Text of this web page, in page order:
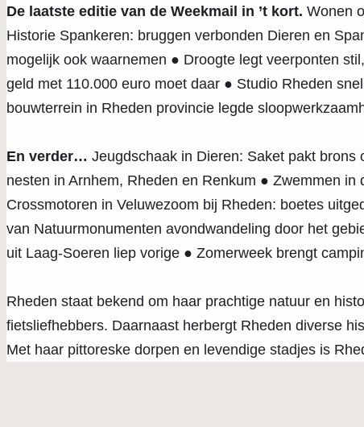
De laatste editie van de Weekmail in ’t kort. Wonen
Historie Spankeren: bruggen verbonden Dieren en
mogelijk ook waarnemen ● Droogte legt veerponten
geld met 110.000 euro moet daar ● Studio Rheden
bouwterrein in Rheden provincie legde
En verder… Jeugdschaak in Dieren: Saket pakt
nesten in Arnhem, Rheden en Renkum ● Zwemmen
Crossmotoren in Veluwezoom bij Rheden: boetes
van Natuurmonumenten avondwandeling door het
uit Laag-Soeren liep vorige ● Zomerweek brengt
Rheden staat bekend om haar prachtige natuur en
fietsliefhebbers. Daarnaast herbergt Rheden diverse
Met haar pittoreske dorpen en levendige stadjes is